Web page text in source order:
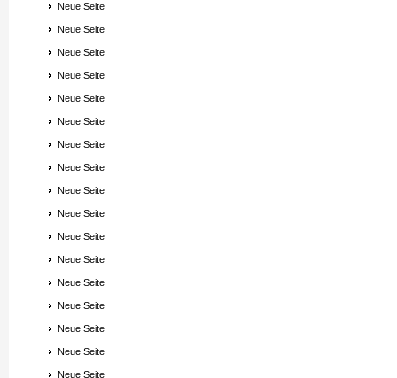
Neue Seite
Neue Seite
Neue Seite
Neue Seite
Neue Seite
Neue Seite
Neue Seite
Neue Seite
Neue Seite
Neue Seite
Neue Seite
Neue Seite
Neue Seite
Neue Seite
Neue Seite
Neue Seite
Neue Seite